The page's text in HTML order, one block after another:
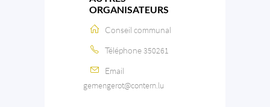
ORGANISATEURS
Conseil communal
Téléphone350261
Email
gemengerot@contern.lu